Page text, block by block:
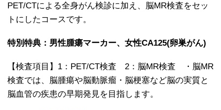
PET/CTによる全身がん検診に加え、脳MR検査をセッ
トにしたコースです。
特別特典：男性腫瘍マーカー、女性CA125(卵巣がん)
【検査項目】1：PET/CT検査 2：脳MR検査 ・脳MR
検査では、脳腫瘍や脳動脈瘤・脳梗塞など脳の実質と
脳血管の疾患の早期発見を目指します。